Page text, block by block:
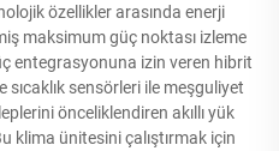
özellikler arasında enerji
maksimum güç noktası izleme
entegrasyonuna izin veren hibrit
sıcaklık sensörleri ile meşguliyet
önceliklendiren akıllı yük
klima ünitesini çalıştırmak için